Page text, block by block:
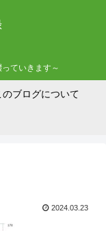
ていきます～
ブログについて
2024.03.23